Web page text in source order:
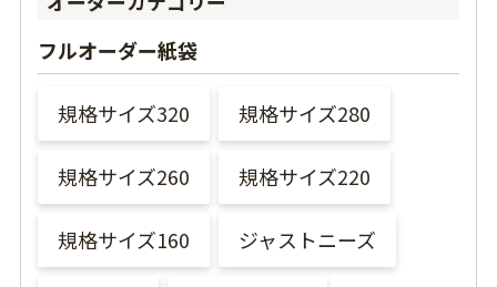
フルオーダー紙袋
規格サイズ320 規格サイズ280
規格サイズ260 規格サイズ220
規格サイズ160 ジャストニーズ